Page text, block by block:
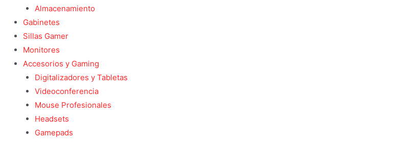
Almacenamiento
Gabinetes
Sillas Gamer
Monitores
Accesorios y Gaming
Digitalizadores y Tabletas
Videoconferencia
Mouse Profesionales
Headsets
Gamepads